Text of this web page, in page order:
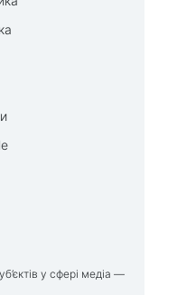
у сфері медіа —